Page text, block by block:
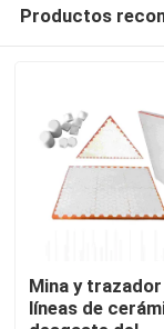
Inicio
Videos
Productos
Mina y
líneas de